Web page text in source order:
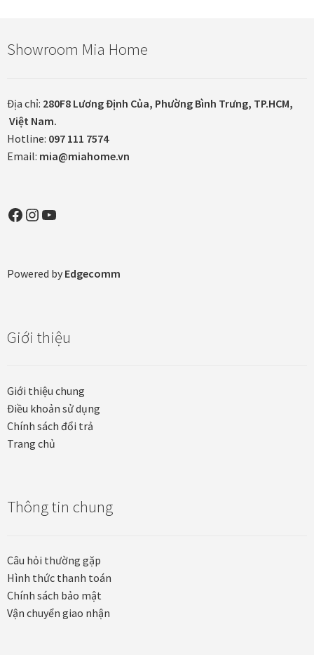
nhiều
Các
có
phẩm
Showroom Mia Home
Địa chỉ: 280F8 Lương Định Của, Phường Bình Trưng, TP.HCM,
Việt Nam.
Hotline: 097 111 7574
Email: mia@miahome.vn
Facebook
Instagram
YouTube
Powered by Edgecomm
Giới thiệu
Giới thiệu chung
Điều khoản sử dụng
Chính sách đổi trả
Trang chủ
Thông tin chung
Câu hỏi thường gặp
Hình thức thanh toán
Chính sách bảo mật
Vận chuyển giao nhận